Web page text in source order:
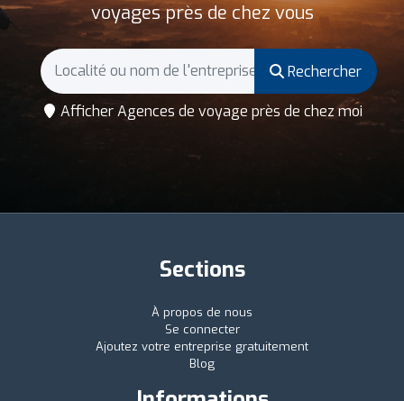
voyages près de chez vous
Rechercher
Afficher Agences de voyage près de chez moi
Sections
À propos de nous
Se connecter
Ajoutez votre entreprise gratuitement
Blog